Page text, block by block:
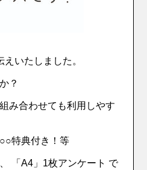
いたしました。
？
み合わせても利用しやす
特典付き！等
「A4」1枚アンケート で